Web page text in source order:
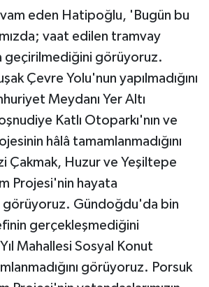
eden Hatipoğlu, 'Bugün bu
vaat edilen tramvay
geçirilmediğini görüyoruz.
Çevre Yolu'nun yapılmadığını
Meydanı Yer Altı
Katlı Otoparkı'nın ve
hâlâ tamamlanmadığını
Çakmak, Huzur ve Yeşiltepe
Projesi'nin hayata
Gündoğdu'da bin
gerçekleşmediğini
Mahallesi Sosyal Konut
görüyoruz. Porsuk